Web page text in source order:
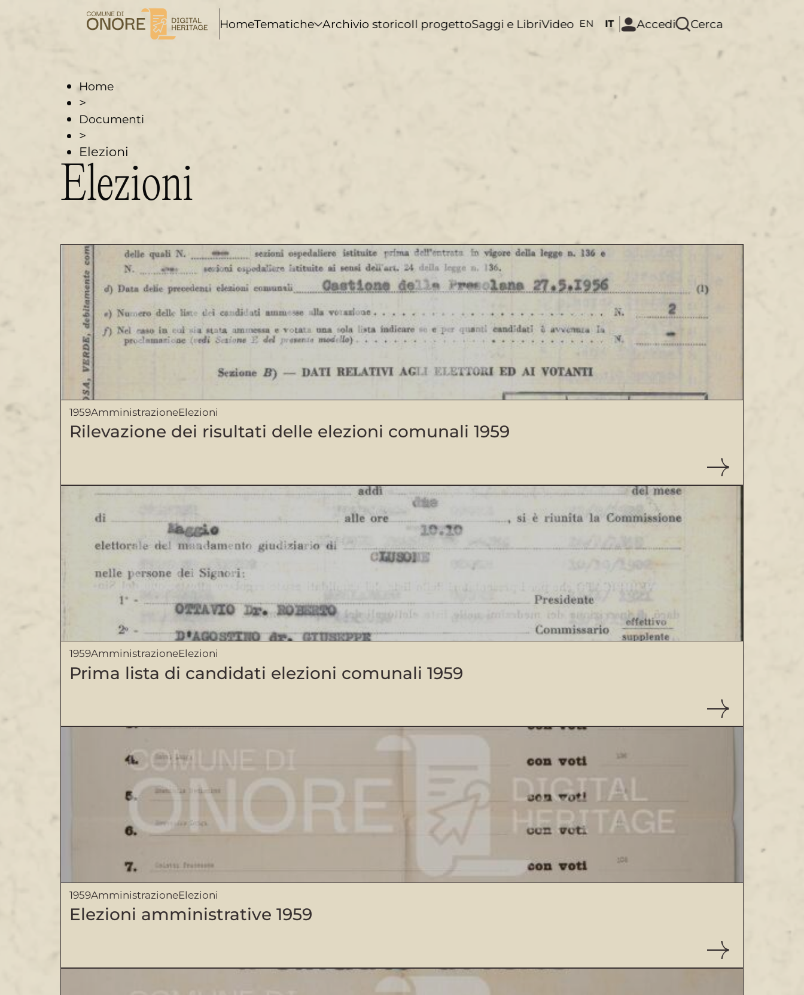
HomeTematiche Archivio storicoIl progettoSaggi e LibriVideo EN IT Accedi Cerca
Home
>
Documenti
>
Elezioni
Elezioni
1959AmministrazioneElezioni
Rilevazione dei risultati delle elezioni comunali 1959
1959AmministrazioneElezioni
Prima lista di candidati elezioni comunali 1959
1959AmministrazioneElezioni
Elezioni amministrative 1959